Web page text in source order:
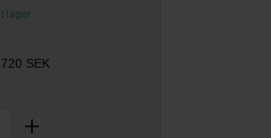
I lager
720 SEK